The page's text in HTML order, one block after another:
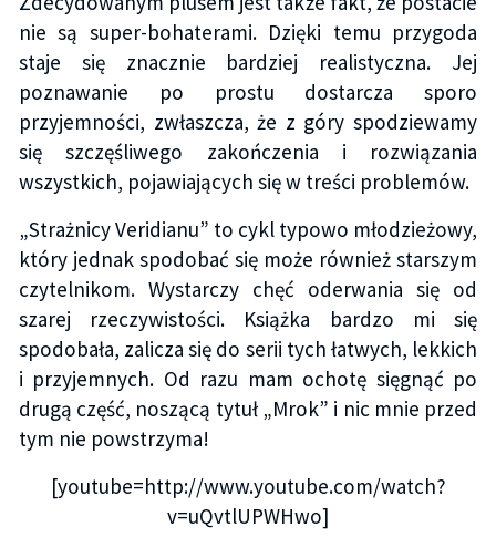
nie są super-bohaterami. Dzięki temu przygoda
staje się znacznie bardziej realistyczna. Jej
poznawanie po prostu dostarcza sporo
przyjemności, zwłaszcza, że z góry spodziewamy
się szczęśliwego zakończenia i rozwiązania
wszystkich, pojawiających się w treści problemów.
„Strażnicy Veridianu” to cykl typowo młodzieżowy,
który jednak spodobać się może również starszym
czytelnikom. Wystarczy chęć oderwania się od
szarej rzeczywistości. Książka bardzo mi się
spodobała, zalicza się do serii tych łatwych, lekkich
i przyjemnych. Od razu mam ochotę sięgnąć po
drugą część, noszącą tytuł „Mrok” i nic mnie przed
tym nie powstrzyma!
[youtube=http://www.youtube.com/watch?
v=uQvtlUPWHwo]